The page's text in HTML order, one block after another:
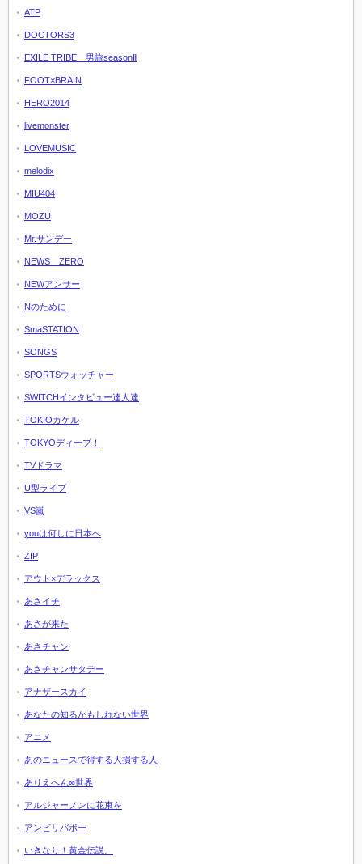
ATP
DOCTORS3
EXILE TRIBE 男旅seasonⅡ
FOOT×BRAIN
HERO2014
livemonster
LOVEMUSIC
melodix
MIU404
MOZU
Mr.サンデー
NEWS ZERO
NEWアンサー
Nのために
SmaSTATION
SONGS
SPORTSウォッチャー
SWITCHインタビュー達人達
TOKIOカケル
TOKYOディープ！
TVドラマ
U型ライブ
VS嵐
youは何しに日本へ
ZIP
アウト×デラックス
あさイチ
あさが来た
あさチャン
あさチャンサタデー
アナザースカイ
あなたの知るかもしれない世界
アニメ
あのニュースで得する人損する人
ありえへん∞世界
アルジャーノンに花束を
アンビリバボー
いきなり！黄金伝説。